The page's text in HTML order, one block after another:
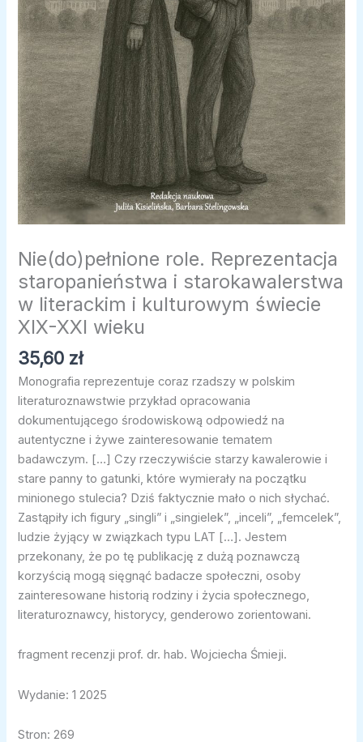
Nie(do)pełnione role. Reprezentacja
staropanieństwa i starokawalerstwa
w literackim i kulturowym świecie
XIX-XXI wieku
35,60 zł
Monografia reprezentuje coraz rzadszy w polskim
literaturoznawstwie przykład opracowania
dokumentującego środowiskową odpowiedź na
autentyczne i żywe zainteresowanie tematem
badawczym. […] Czy rzeczywiście starzy kawalerowie i
stare panny to gatunki, które wymierały na początku
minionego stulecia? Dziś faktycznie mało o nich słychać.
Zastąpiły ich figury „singli” i „singielek”, „inceli”, „femcelek”,
ludzie żyjący w związkach typu LAT […]. Jestem
przekonany, że po tę publikację z dużą poznawczą
korzyścią mogą sięgnąć badacze społeczni, osoby
zainteresowane historią rodziny i życia społecznego,
literaturoznawcy, historycy, genderowo zorientowani.
fragment recenzji prof. dr. hab. Wojciecha Śmieji.
Wydanie: 1 2025
Stron: 269
XIX-
XXI
wieku